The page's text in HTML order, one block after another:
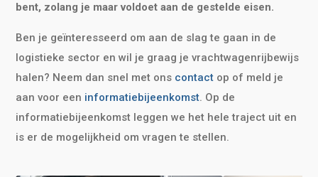
bent, zolang je maar voldoet aan de gestelde eisen.
Ben je geïnteresseerd om aan de slag te gaan in de
logistieke sector en wil je graag je vrachtwagenrijbewijs
halen? Neem dan snel met ons contact op of meld je
aan voor een informatiebijeenkomst. Op de
informatiebijeenkomst leggen we het hele traject uit en
is er de mogelijkheid om vragen te stellen.